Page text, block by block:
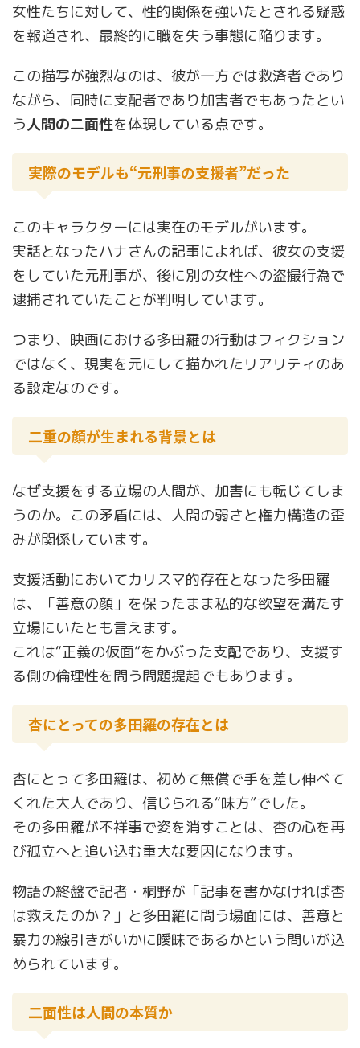
女性たちに対して、性的関係を強いたとされる疑惑
を報道され、最終的に職を失う事態に陥ります。
この描写が強烈なのは、彼が一方では救済者であり
ながら、同時に支配者であり加害者でもあったとい
う人間の二面性を体現している点です。
実際のモデルも“元刑事の支援者”だった
このキャラクターには実在のモデルがいます。
実話となったハナさんの記事によれば、彼女の支援
をしていた元刑事が、後に別の女性への盗撮行為で
逮捕されていたことが判明しています。
つまり、映画における多田羅の行動はフィクション
ではなく、現実を元にして描かれたリアリティのあ
る設定なのです。
二重の顔が生まれる背景とは
なぜ支援をする立場の人間が、加害にも転じてしま
うのか。この矛盾には、人間の弱さと権力構造の歪
みが関係しています。
支援活動においてカリスマ的存在となった多田羅
は、「善意の顔」を保ったまま私的な欲望を満たす
立場にいたとも言えます。
これは“正義の仮面”をかぶった支配であり、支援す
る側の倫理性を問う問題提起でもあります。
杏にとっての多田羅の存在とは
杏にとって多田羅は、初めて無償で手を差し伸べて
くれた大人であり、信じられる“味方”でした。
その多田羅が不祥事で姿を消すことは、杏の心を再
び孤立へと追い込む重大な要因になります。
物語の終盤で記者・桐野が「記事を書かなければ杏
は救えたのか？」と多田羅に問う場面には、善意と
暴力の線引きがいかに曖昧であるかという問いが込
められています。
二面性は人間の本質か